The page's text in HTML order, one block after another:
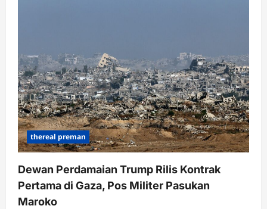
thereal preman
Dewan Perdamaian Trump Rilis Kontrak
Pertama di Gaza, Pos Militer Pasukan
Maroko